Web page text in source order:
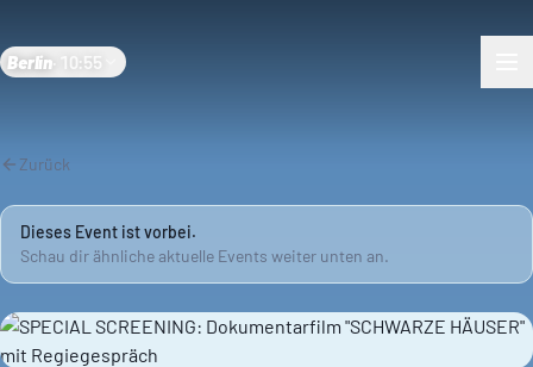
Berlin 10:55
Zurück
Dieses Event ist vorbei.
Schau dir ähnliche aktuelle Events weiter unten an.